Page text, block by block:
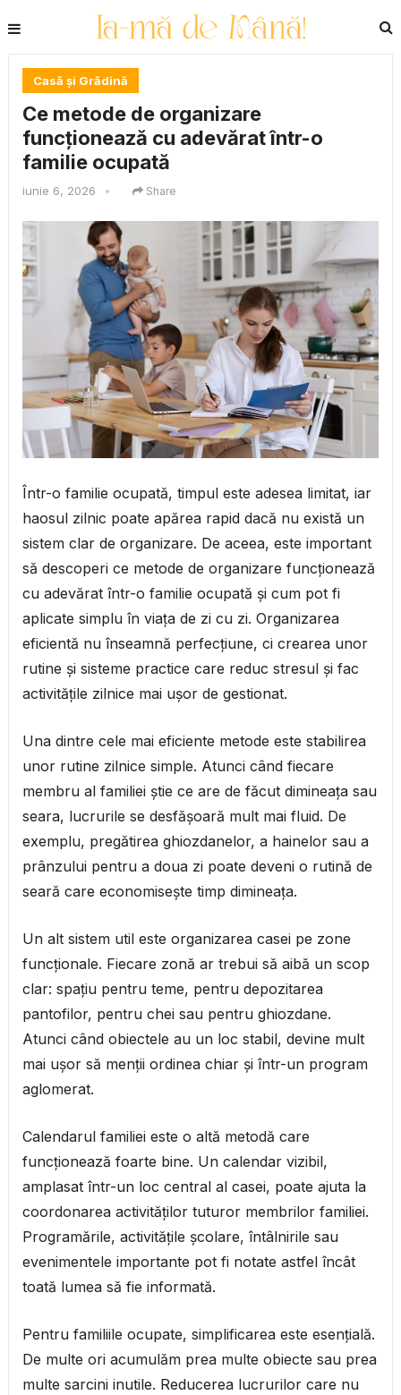
Casă și Grădină
Ce metode de organizare
funcționează cu adevărat într-o
familie ocupată
iunie 6, 2026 • Share
Într-o familie ocupată, timpul este adesea limitat, iar
haosul zilnic poate apărea rapid dacă nu există un
sistem clar de organizare. De aceea, este important
să descoperi ce metode de organizare funcționează
cu adevărat într-o familie ocupată și cum pot fi
aplicate simplu în viața de zi cu zi. Organizarea
eficientă nu înseamnă perfecțiune, ci crearea unor
rutine și sisteme practice care reduc stresul și fac
activitățile zilnice mai ușor de gestionat.
Una dintre cele mai eficiente metode este stabilirea
unor rutine zilnice simple. Atunci când fiecare
membru al familiei știe ce are de făcut dimineața sau
seara, lucrurile se desfășoară mult mai fluid. De
exemplu, pregătirea ghiozdanelor, a hainelor sau a
prânzului pentru a doua zi poate deveni o rutină de
seară care economisește timp dimineața.
Un alt sistem util este organizarea casei pe zone
funcționale. Fiecare zonă ar trebui să aibă un scop
clar: spațiu pentru teme, pentru depozitarea
pantofilor, pentru chei sau pentru ghiozdane.
Atunci când obiectele au un loc stabil, devine mult
mai ușor să menții ordinea chiar și într-un program
aglomerat.
Calendarul familiei este o altă metodă care
funcționează foarte bine. Un calendar vizibil,
amplasat într-un loc central al casei, poate ajuta la
coordonarea activităților tuturor membrilor familiei.
Programările, activitățile școlare, întâlnirile sau
evenimentele importante pot fi notate astfel încât
toată lumea să fie informată.
Pentru familiile ocupate, simplificarea este esențială.
De multe ori acumulăm prea multe obiecte sau prea
multe sarcini inutile. Reducerea lucrurilor care nu